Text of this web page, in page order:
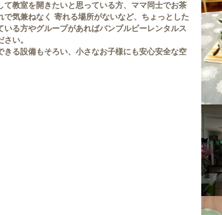
て教室を開きたいと思っている方、ママ同士でお茶
で気兼ねなく 寄れる場所がないなど、ちょっとした
いる方やグループがあればバンブルビーレンタルス
い。
きる設備もそろい、小さなお子様にも安心安全な空